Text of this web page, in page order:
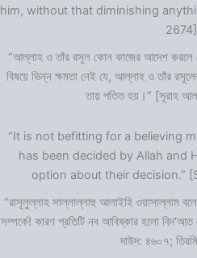
him, without that diminishing
2674]
“আল্লাহ ও তাঁর রসূল কোন কাজের আদেশ করলে
বিষয়ে ভিন্ন ক্ষমতা নেই যে, আল্লাহ ও তাঁর
তায় পতিত হয়।” [সূরাহ
“It is not befitting for a believing
has been decided by Allah and
option about their decision.”
“রাসূলুল্লাহ সাল্লাল্লাহু আলাইহি ওয়াসাল্লাম
সম্পর্কে! কারণ প্রতিটি নব আবিষ্কার হলো
দাউদ: ৪৬০৭;